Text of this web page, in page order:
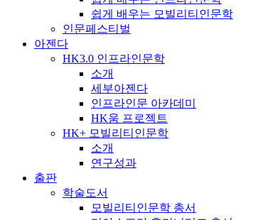
쉽게 배우는 모빌리티인문학
인문페스티벌
아젠다
HK3.0 인프라인문학
소개
세부아젠다
인프라인문 아카데미
HK움 프로젝트
HK+ 모빌리티인문학
소개
연구성과
출판
학술도서
모빌리티인문학 총서